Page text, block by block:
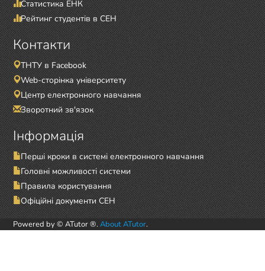
Статистика ЕНК
Рейтинг студентів в СЕН
Контакти
ТНТУ в Facebook
Web-сторінка університету
Центр електронного навчання
Зворотний зв'язок
Інформація
Перші кроки в системі електронного навчання
Головні можливості системи
Правила користування
Офіційні документи СЕН
Powered by © ATutor ®. About ATutor.